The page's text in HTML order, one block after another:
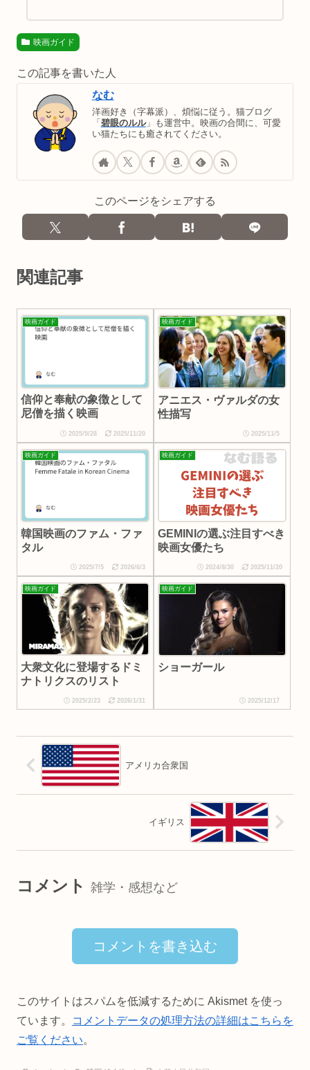
映画ガイド
この記事を書いた人
なむ
洋画好き（字幕派）、煩悩に従う。猫ブログ
「 碧眼のルル」も運営中。映画の合間に、可愛
い猫たちにも癒されてください。
このページをシェアする
関連記事
映画ガイド
信仰と奉献の象徴として
尼僧を描く映画
2025/9/28 2025/11/20
映画ガイド
アニエス・ヴァルダの女
性描写
2025/11/5
映画ガイド
韓国映画のファム・ファ
タル
2025/7/5 2026/6/3
映画ガイド
GEMINIの選ぶ注目すべき
映画女優たち
2024/8/30 2025/11/20
映画ガイド
大衆文化に登場するドミ
ナトリクスのリスト
2025/2/23 2026/1/31
映画ガイド
ショーガール
2025/12/17
アメリカ合衆国
イギリス
コメント 雑学・感想など
コメントを書き込む
このサイトはスパムを低減するために Akismet を使っ
ています。
コメントデータの処理方法の詳細はこちらを
ご覧ください。